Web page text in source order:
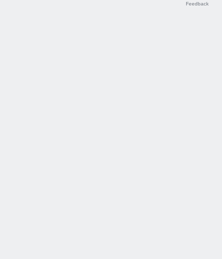
Feedback